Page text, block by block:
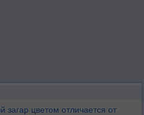
загар цветом отличается от